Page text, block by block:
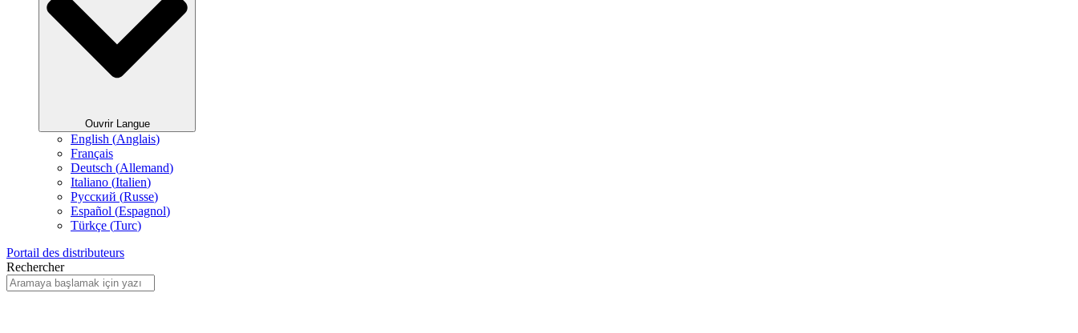
Ouvrir Langue
English (Anglais)
Français
Deutsch (Allemand)
Italiano (Italien)
Русский (Russe)
Español (Espagnol)
Türkçe (Turc)
Portail des distributeurs
Rechercher